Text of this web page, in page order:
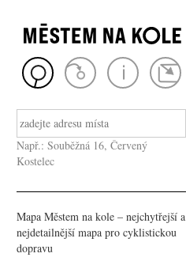
Např.: Souběžná 16, Červený
Kostelec
Mapa Městem na kole – nejchytřejší a
nejdetailnější mapa pro cyklistickou
dopravu